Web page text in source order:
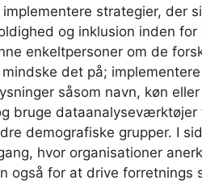
strategier, der
og inklusion inden
enkeltpersoner om de
det på;
såsom navn, køn
bruge
demografiske grupper. I
hvor organisationer
også for at drive forretnings